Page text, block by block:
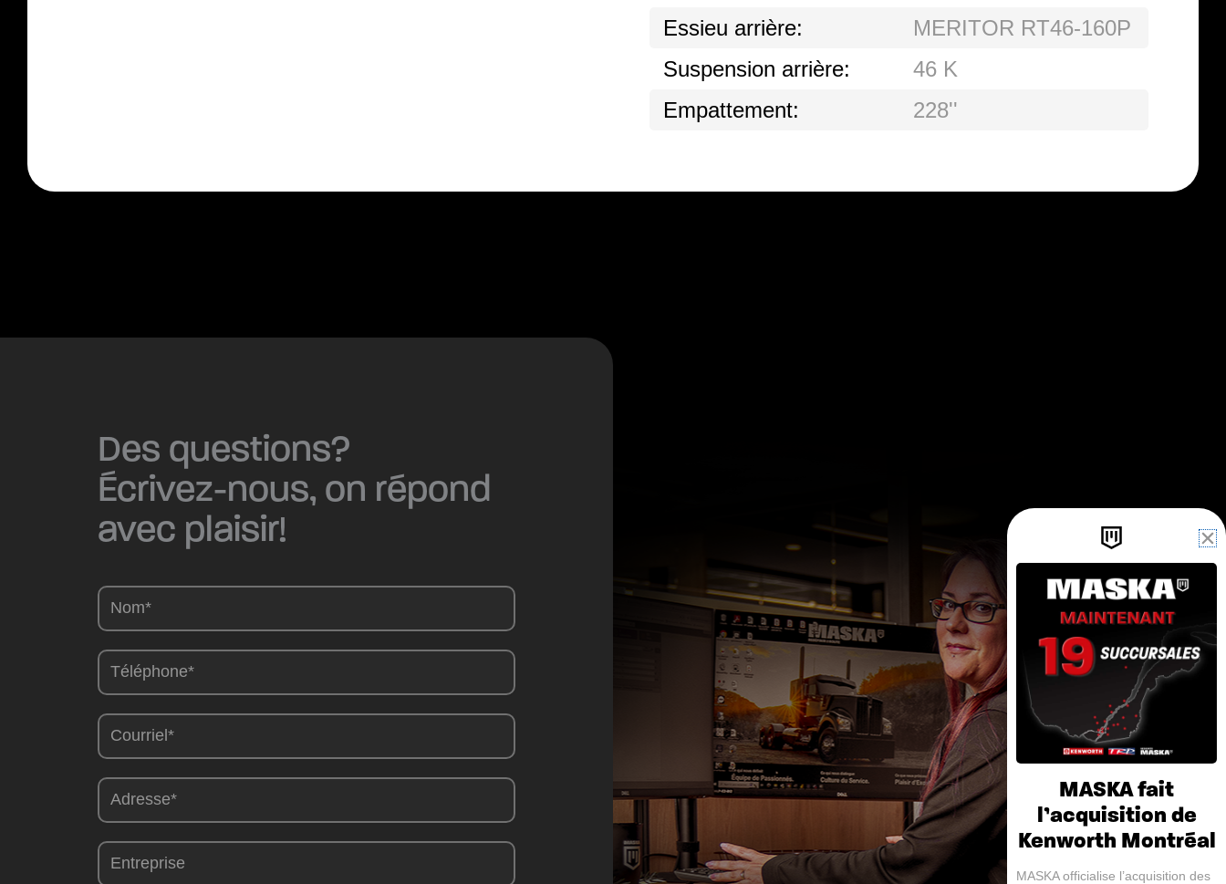
Essieu arrière:
MERITOR RT46-160P
Suspension arrière:
46 K
Empattement:
228''
Des questions?
Écrivez-nous, on répond
avec plaisir!
Camions
FR
MASKA fait
l’acquisition de
Kenworth Montréal
MASKA officialise l’acquisition des